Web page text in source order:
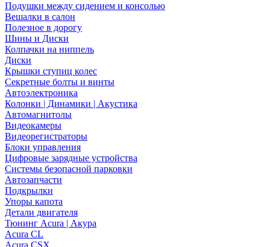
Подушки между сидением и консолью
Вешалки в салон
Полезное в дорогу
Шины и Диски
Колпачки на ниппель
Диски
Крышки ступиц колес
Секретные болты и винты
Автоэлектроника
Колонки | Динамики | Акустика
Автомагнитолы
Видеокамеры
Видеорегистраторы
Блоки управления
Цифровые зарядные устройства
Системы безопасной парковки
Автозапчасти
Подкрылки
Упоры капота
Детали двигателя
Тюнинг Acura | Акура
Acura CL
Acura CSX